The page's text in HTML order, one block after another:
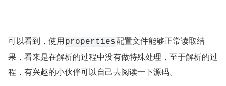
可以看到，使用properties配置文件能够正常读取结
果，看来是在解析的过程中没有做特殊处理，至于解析的过
程，有兴趣的小伙伴可以自己去阅读一下源码。